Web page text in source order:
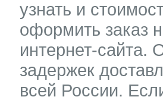
узнать и
оформить заказ
интернет-сайта.
задержек
всей России.